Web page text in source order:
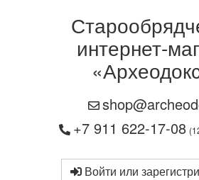
интернет-
+7 911 622-17-08
Войти или